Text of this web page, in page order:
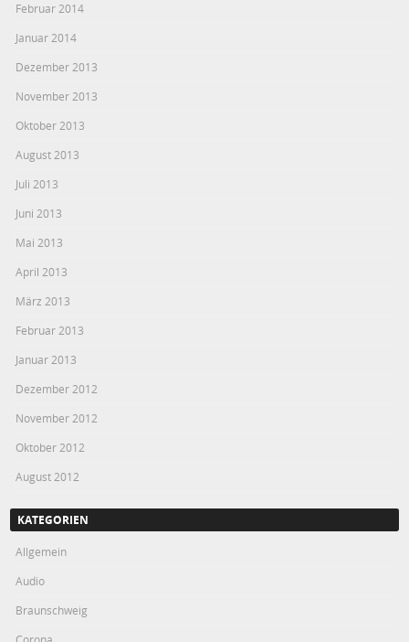
Februar 2014
Januar 2014
Dezember 2013
November 2013
Oktober 2013
August 2013
Juli 2013
Juni 2013
Mai 2013
April 2013
März 2013
Februar 2013
Januar 2013
Dezember 2012
November 2012
Oktober 2012
August 2012
KATEGORIEN
Allgemein
Audio
Braunschweig